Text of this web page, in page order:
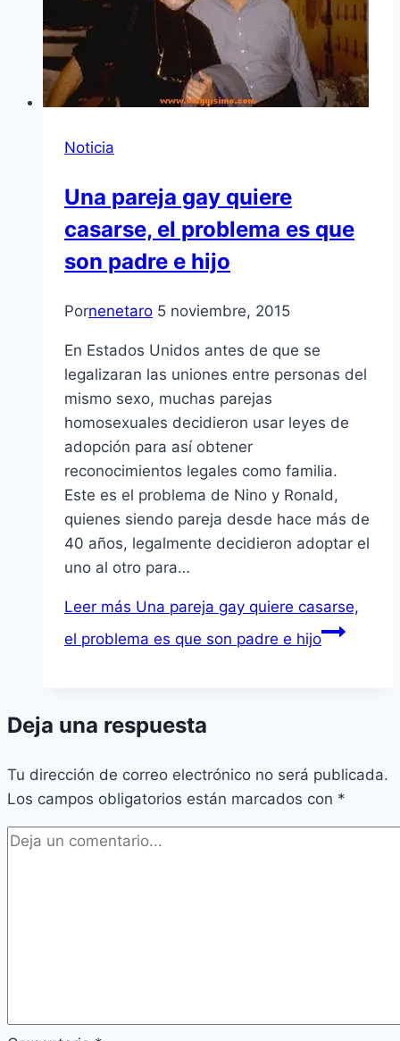
Noticia
Una pareja gay quiere
casarse, el problema es que
son padre e hijo
Pornenetaro 5 noviembre, 2015
En Estados Unidos antes de que se
legalizaran las uniones entre personas del
mismo sexo, muchas parejas
homosexuales decidieron usar leyes de
adopción para así obtener
reconocimientos legales como familia.
Este es el problema de Nino y Ronald,
quienes siendo pareja desde hace más de
40 años, legalmente decidieron adoptar el
uno al otro para…
Leer más Una pareja gay quiere casarse,
el problema es que son padre e hijo
Deja una respuesta
Tu dirección de correo electrónico no será publicada.
Los campos obligatorios están marcados con *